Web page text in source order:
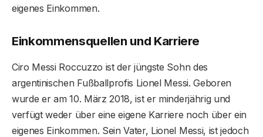
eigenes Einkommen.
Einkommensquellen und Karriere
Ciro Messi Roccuzzo ist der jüngste Sohn des
argentinischen Fußballprofis Lionel Messi. Geboren
wurde er am 10. März 2018, ist er minderjährig und
verfügt weder über eine eigene Karriere noch über ein
eigenes Einkommen. Sein Vater, Lionel Messi, ist jedoch